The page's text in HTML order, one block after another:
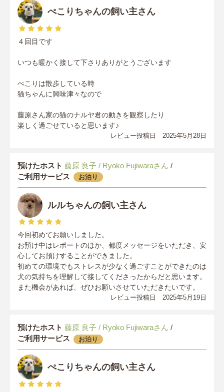
ぺこりちゃんの飼い主さん
４回目です
いつも暖かく接して下さりありがとうございます
ぺこりは散歩している時
猫ちゃんに興味津々なので
藤原さん家の猫のナルヤ君の動きを観察したり
楽しく過ごせていると思います♪
レビュー投稿日 2025年5月28日
預けたホスト 藤原 良子 / Ryoko Fujiwaraさん /
ご利用サービス
お泊り
ルルちゃんの飼い主さん
今回初めてお願いしました。
お預け中はレポートのほか、都度メッセージをいただき、安
心してお預けすることができました。
初めての環境でもストレスが少なく過ごすことができたのは
犬の気持ちを理解して接してくださったからだと思います。
また機会があれば、ぜひお願いさせていただきたいです。
レビュー投稿日 2025年5月19日
預けたホスト 藤原 良子 / Ryoko Fujiwaraさん /
ご利用サービス
お泊り
ぺこりちゃんの飼い主さん